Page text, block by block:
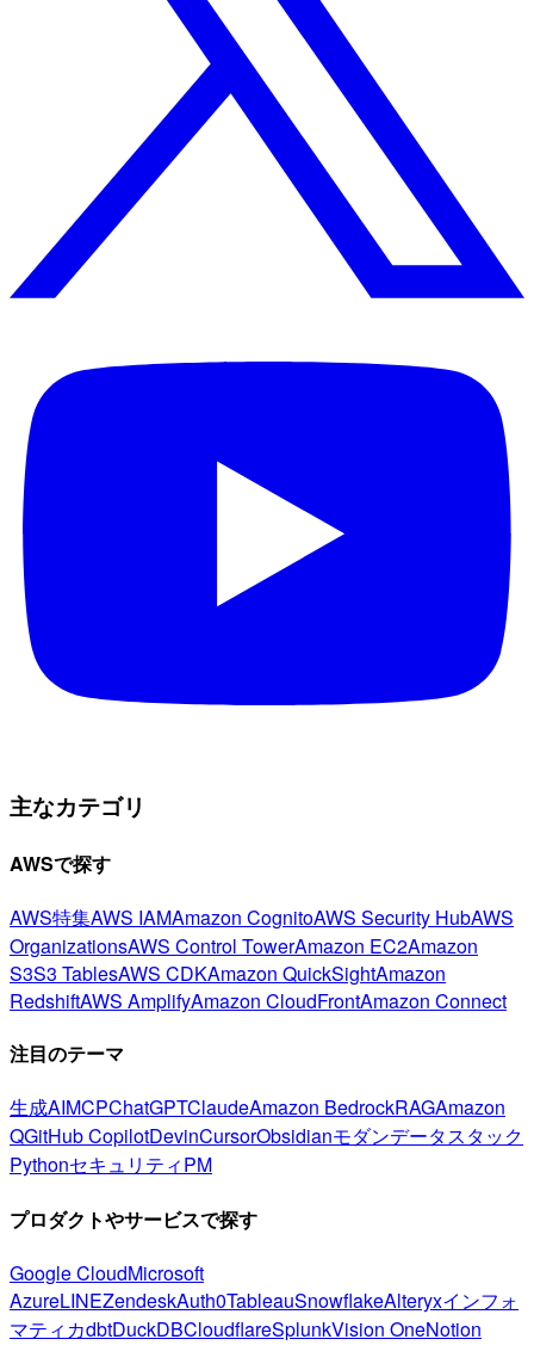
主なカテゴリ
AWSで探す
AWS特集AWS IAMAmazon CognitoAWS Security HubAWS
OrganizationsAWS Control TowerAmazon EC2Amazon
S3S3 TablesAWS CDKAmazon QuickSightAmazon
RedshiftAWS AmplifyAmazon CloudFrontAmazon Connect
注目のテーマ
生成AIMCPChatGPTClaudeAmazon BedrockRAGAmazon
QGitHub CopilotDevinCursorObsidianモダンデータスタック
PythonセキュリティPM
プロダクトやサービスで探す
Google CloudMicrosoft
AzureLINEZendeskAuth0TableauSnowflakeAlteryxインフォ
マティカdbtDuckDBCloudflareSplunkVision OneNotion